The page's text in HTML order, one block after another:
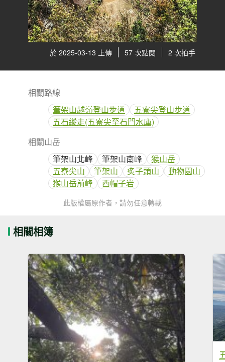
於 2025-03-13 上傳 57 次點閱 2 次拍手
相關路線
筆架山越嶺登山步道
五寮尖登山步道
五石縱走(五寮尖至石門水庫)
相關山岳
筆架山北峰
筆架山南峰
猴山岳
五寮尖山
筆架山 炙子頭山
動物園山
猴山岳前峰
西帽子岩
此版權屬原作者，請勿任意轉載
相關相簿